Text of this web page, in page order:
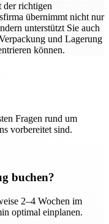
der richtigen
übernimmt nicht nur
unterstützt Sie auch
und Lagerung
können.
Fragen rund um
vorbereitet sind.
buchen?
2–4 Wochen im
optimal einplanen.